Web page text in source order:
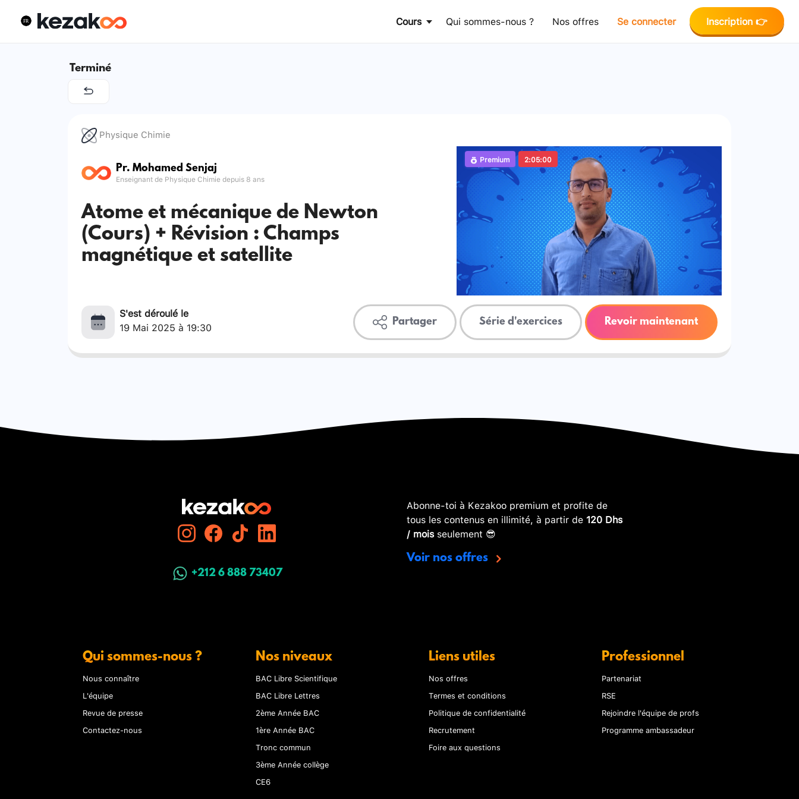
Cours Qui sommes-nous ? Nos offres Se connecter Inscription 👉
Terminé
Physique Chimie
Pr. Mohamed Senjaj
Enseignant de Physique Chimie depuis 8 ans
Atome et mécanique de Newton
(Cours) + Révision : Champs
magnétique et satellite
Premium 2:05:00
S'est déroulé le
19 Mai 2025 à 19:30
Partager Série d'exercices Revoir maintenant
+212 6 888 73407
Abonne-toi à Kezakoo premium et profite de
tous les contenus en illimité, à partir de 120 Dhs
/ moisseulement 😎
Voir nos offres
Qui sommes-nous ?
Nous connaître
L'équipe
Revue de presse
Contactez-nous
Nos niveaux
BAC Libre Scientifique
BAC Libre Lettres
2ème Année BAC
1ère Année BAC
Tronc commun
3ème Année collège
CE6
Liens utiles
Nos offres
Termes et conditions
Politique de confidentialité
Recrutement
Foire aux questions
Professionnel
Partenariat
RSE
Rejoindre l'équipe de profs
Programme ambassadeur